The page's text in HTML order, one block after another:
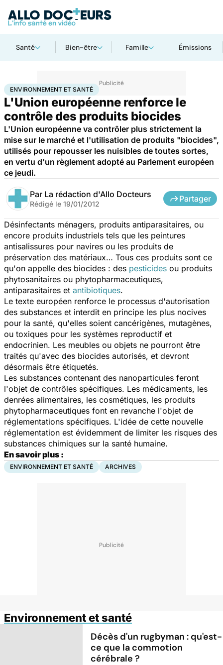
Santé Bien-être Famille Émissions
AccueilBien-êtreEnvironnement et santé
ENVIRONNEMENT ET SANTÉ
L'Union européenne renforce le
contrôle des produits biocides
L'Union européenne va contrôler plus strictement la
mise sur le marché et l'utilisation de produits "biocides",
utilisés pour repousser les nuisibles de toutes sortes,
en vertu d'un règlement adopté au Parlement européen
ce jeudi.
Par La rédaction d'Allo Docteurs
Rédigé le 19/01/2012
Partager
Désinfectants ménagers, produits antiparasitaires, ou
encore produits industriels tels que les peintures
antisalissures pour navires ou les produits de
préservation des matériaux… Tous ces produits sont ce
qu'on appelle des biocides : des pesticides ou produits
phytosanitaires ou phytopharmaceutiques,
antiparasitaires et antibiotiques.
Le texte européen renforce le processus d'autorisation
des substances et interdit en principe les plus nocives
pour la santé, qu'elles soient cancérigènes, mutagènes,
ou toxiques pour les systèmes reproductif et
endocrinien. Les meubles ou objets ne pourront être
traités qu'avec des biocides autorisés, et devront
désormais être étiquetés.
Les substances contenant des nanoparticules feront
l'objet de contrôles spécifiques. Les médicaments, les
denrées alimentaires, les cosmétiques, les produits
phytopharmaceutiques font en revanche l'objet de
réglementations spécifiques. L'idée de cette nouvelle
réglementation est évidemment de limiter les risques des
substances chimiques sur la santé humaine.
En savoir plus :
ENVIRONNEMENT ET SANTÉ ARCHIVES
Environnement et santé
Décès d'un rugbyman : qu'est-
ce que la commotion
cérébrale ?